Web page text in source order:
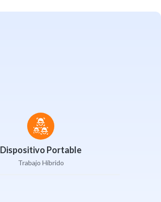
Dispositivo Portable
Trabajo Híbrido